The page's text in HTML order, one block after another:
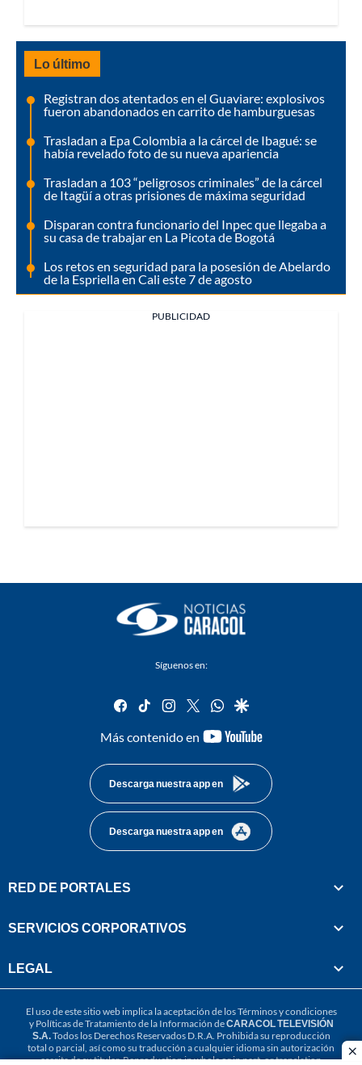
Lo último
Registran dos atentados en el Guaviare: explosivos
fueron abandonados en carrito de hamburguesas
Trasladan a Epa Colombia a la cárcel de Ibagué: se
había revelado foto de su nueva apariencia
Trasladan a 103 “peligrosos criminales” de la cárcel
de Itagüí a otras prisiones de máxima seguridad
Disparan contra funcionario del Inpec que llegaba a
su casa de trabajar en La Picota de Bogotá
Los retos en seguridad para la posesión de Abelardo
de la Espriella en Cali este 7 de agosto
PUBLICIDAD
Síguenos en:
facebook
tiktok instagram
twitterwhatsapp
google
Más contenido en
youtube-
Descarga nuestra app en
Descarga nuestra app en
RED DE PORTALES
SERVICIOS CORPORATIVOS
LEGAL
El uso de este sitio web implica la aceptación de losTérminos y condiciones
y Políticas de Tratamiento de la Información deCARACOL TELEVISIÓN
S.A.Todos los Derechos Reservados D.R.A. Prohibida su reproducción
total o parcial, así como su traducción a cualquier idioma sin autorización
escrita de su titular. Reproduction in whole or in part, or translation